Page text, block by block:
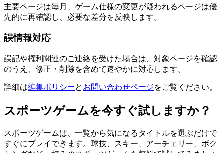
主要ページは毎月、ゲーム仕様の変更が疑われるページは優
先的に再確認し、必要な差分を反映します。
誤情報対応
誤記や権利関連のご連絡を受けた場合は、対象ページを確認
のうえ、修正・削除を含めて速やかに対応します。
詳細は編集ポリシーと お問い合わせページをご覧ください。
スポーツゲームを今すぐ試しますか？
スポーツゲームは、一覧から気になるタイトルを選ぶだけで
すぐにプレイできます。球技、スキー、アーチェリー、ボク